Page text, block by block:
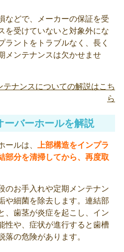
などで、メーカーの保証を受
を受けていないと対象外にな
ラントをトラブルなく、長く
メンテナンスは欠かせませ
テナンスについての解説はこち
ら
ーバーホールを解説
ールは、
上部構造をインプラ
部分を清掃してから、再度取
のお手入れや定期メンテナン
や細菌を除去します。連結部
、歯茎が炎症を起こし、イン
性や、症状が進行すると歯槽
落の危険があります。